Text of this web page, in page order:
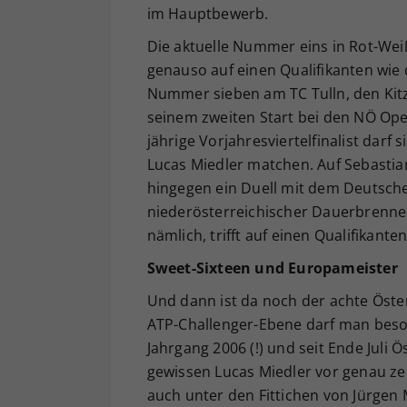
im Hauptbewerb.
Die aktuelle Nummer eins in Rot-
genauso auf einen Qualifikanten
Nummer sieben am TC Tulln, den
seinem zweiten Start bei den NÖ
jährige Vorjahresviertelfinalist darf
Lucas Miedler matchen. Auf
hingegen ein Duell mit dem
niederösterreichischer
nämlich, trifft auf einen
Sweet-Sixteen und Europameister
Und dann ist da noch der achte
ATP-Challenger-Ebene darf man
Jahrgang 2006 (!) und seit Ende Juli
gewissen Lucas Miedler vor genau
auch unter den Fittichen von